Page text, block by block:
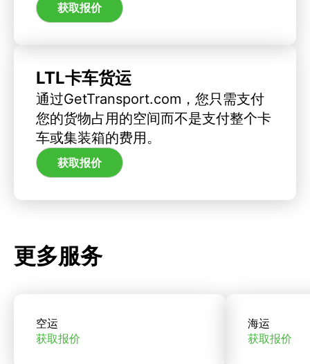
获取报价
LTL卡车货运
通过GetTransport.com，您只需支付
您的货物占用的空间而不是支付整个卡
车或集装箱的费用。
获取报价
更多服务
空运
获取报价
海运
获取报价